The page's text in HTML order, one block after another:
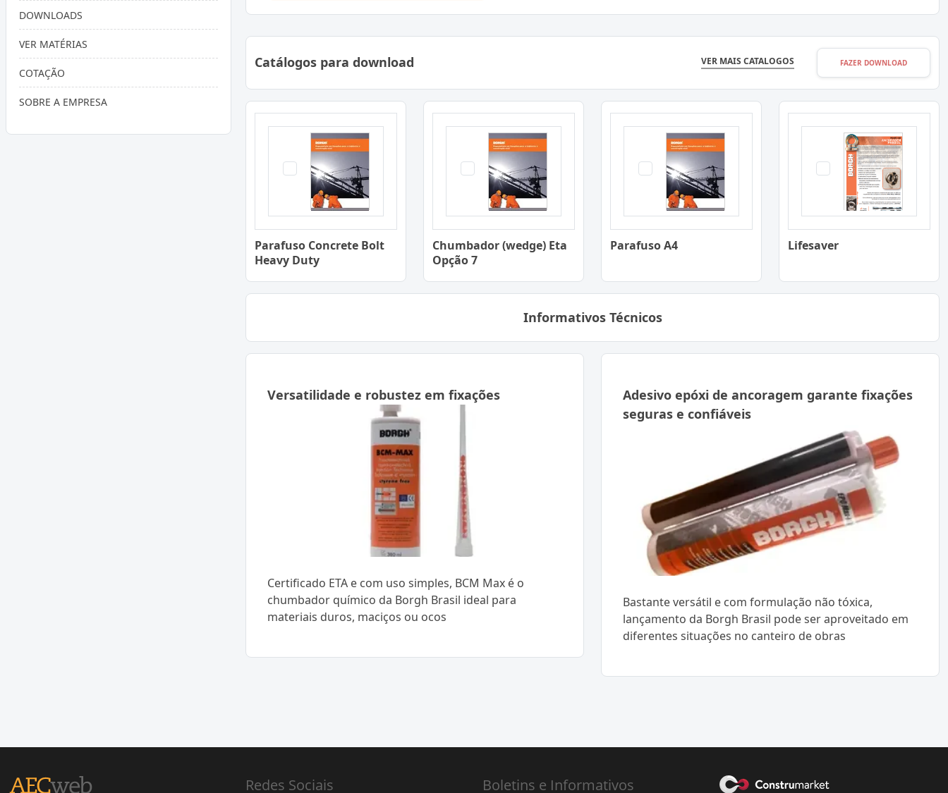
DOWNLOADS
VER MATÉRIAS
COTAÇÃO
SOBRE A EMPRESA
Catálogos para download VER MAIS CATALOGOS FAZER DOWNLOAD
Parafuso Concrete Bolt
Heavy Duty
Chumbador (wedge) Eta
Opção 7
Parafuso A4 Lifesaver
Informativos Técnicos
Versatilidade e robustez em fixações
Certificado ETA e com uso simples, BCM Max é o
chumbador químico da Borgh Brasil ideal para
materiais duros, maciços ou ocos
Adesivo epóxi de ancoragem garante fixações
seguras e confiáveis
Bastante versátil e com formulação não tóxica,
lançamento da Borgh Brasil pode ser aproveitado em
diferentes situações no canteiro de obras
Redes Sociais Boletins e Informativos